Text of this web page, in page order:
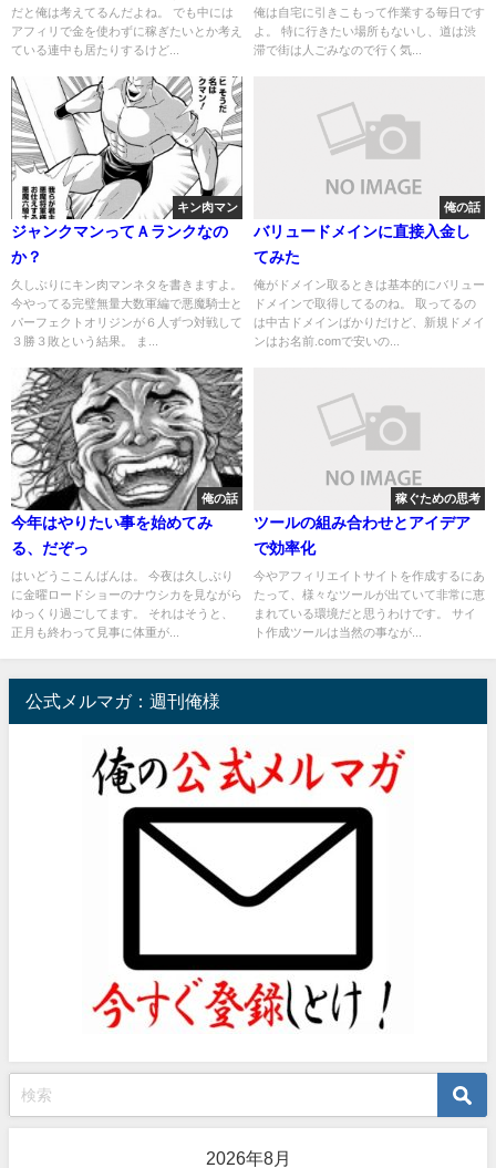
だと俺は考えてるんだよね。 でも中には
アフィリで金を使わずに稼ぎたいとか考え
ている連中も居たりするけど...
俺は自宅に引きこもって作業する毎日です
よ。 特に行きたい場所もないし、道は渋
滞で街は人ごみなので行く気...
キン肉マン
ジャンクマンってＡランクなの
か？
久しぶりにキン肉マンネタを書きますよ。
今やってる完璧無量大数軍編で悪魔騎士と
パーフェクトオリジンが６人ずつ対戦して
３勝３敗という結果。 ま...
俺の話
バリュードメインに直接入金し
てみた
俺がドメイン取るときは基本的にバリュー
ドメインで取得してるのね。 取ってるの
は中古ドメインばかりだけど、新規ドメイ
ンはお名前.comで安いの...
俺の話
今年はやりたい事を始めてみ
る、だぞっ
はいどうここんばんは。 今夜は久しぶり
に金曜ロードショーのナウシカを見ながら
ゆっくり過ごしてます。 それはそうと、
正月も終わって見事に体重が...
稼ぐための思考
ツールの組み合わせとアイデア
で効率化
今やアフィリエイトサイトを作成するにあ
たって、様々なツールが出ていて非常に恵
まれている環境だと思うわけです。 サイ
ト作成ツールは当然の事なが...
公式メルマガ：週刊俺様
2026年8月